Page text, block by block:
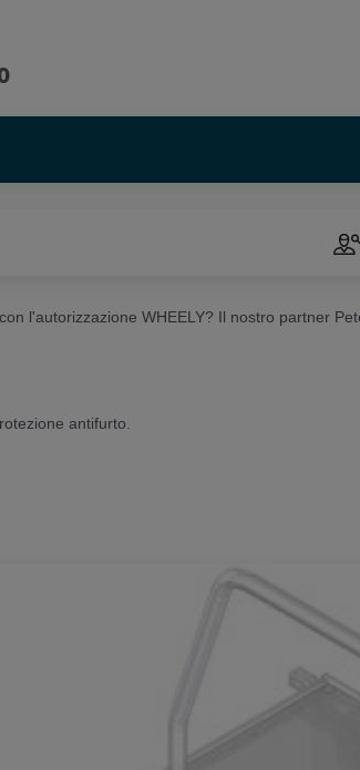
l'autorizzazione WHEELY? Il nostro partner
antifurto.